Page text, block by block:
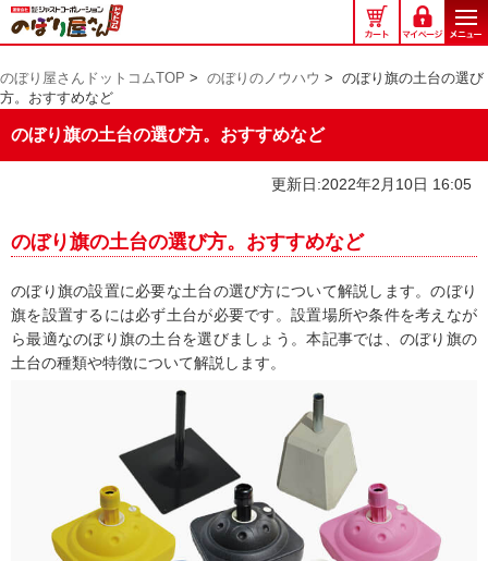
の
ぼ
屋
さ
ん
ム
のぼり屋さんドットコムTOP > のぼりのノウハウ > のぼり旗の土台の選び
方。おすすめなど
のぼり旗の土台の選び方。おすすめなど
更新日:2022年2月10日 16:05
のぼり旗の土台の選び方。おすすめなど
のぼり旗の設置に必要な土台の選び方について解説します。のぼり
旗を設置するには必ず土台が必要です。設置場所や条件を考えなが
ら最適なのぼり旗の土台を選びましょう。本記事では、のぼり旗の
土台の種類や特徴について解説します。